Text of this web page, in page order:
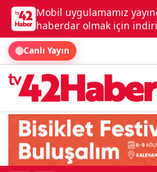
Mobil uygulamamız
haberdar olmak için
Canlı Yayın